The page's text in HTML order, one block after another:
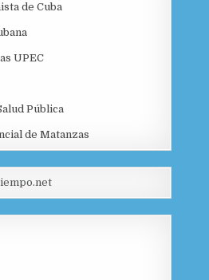
de Cuba
UPEC
Pública
de Matanzas